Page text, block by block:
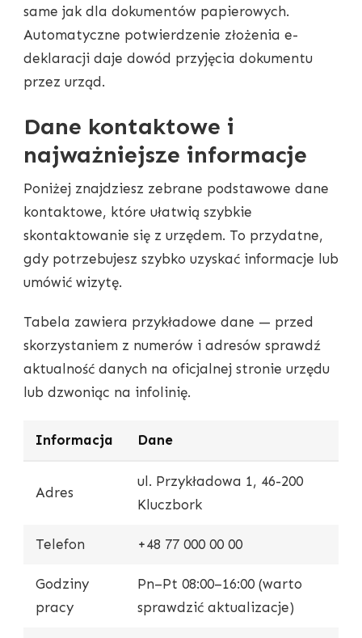
same jak dla dokumentów papierowych.
Automatyczne potwierdzenie złożenia e-
deklaracji daje dowód przyjęcia dokumentu
przez urząd.
Dane kontaktowe i
najważniejsze informacje
Poniżej znajdziesz zebrane podstawowe dane
kontaktowe, które ułatwią szybkie
skontaktowanie się z urzędem. To przydatne,
gdy potrzebujesz szybko uzyskać informacje lub
umówić wizytę.
Tabela zawiera przykładowe dane — przed
skorzystaniem z numerów i adresów sprawdź
aktualność danych na oficjalnej stronie urzędu
lub dzwoniąc na infolinię.
Informacja Dane
Adres
ul. Przykładowa 1, 46-200
Kluczbork
Telefon +48 77 000 00 00
Godziny
pracy
Pn–Pt 08:00–16:00 (warto
sprawdzić aktualizacje)